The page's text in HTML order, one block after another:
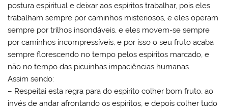
postura espiritual e deixar aos espíritos trabalhar, pois eles
trabalham sempre por caminhos misteriosos, e eles operam
sempre por trilhos insondáveis, e eles movem-se sempre
por caminhos incompressíveis, e por isso o seu fruto acaba
sempre florescendo no tempo pelos espíritos marcado, e
não no tempo das picuinhas impaciências humanas.
Assim sendo:
– Respeitai esta regra para do espirito colher bom fruto, ao
invés de andar afrontando os espíritos, e depois colher tudo